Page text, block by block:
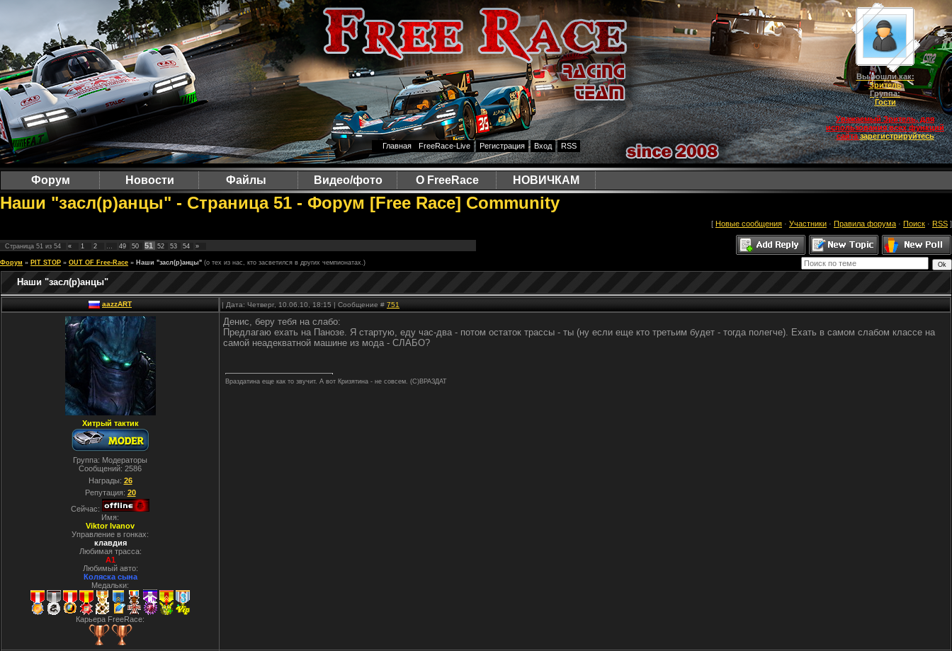
Вы вошли как:
Зритель
Группа:
Гости
Уважаемый Зритель, для
использования всех функций
сайтазарегистрируйтесь
Главная
FreeRace-Live Регистрация Вход RSS
Форум Новости Файлы Видео/фото О FreeRace НОВИЧКАМ
Наши "засл(р)анцы" - Страница 51 - Форум [Free Race] Community
[ Новые сообщения · Участники · Правила форума · Поиск · RSS ]
Страница 51 из 54 « 1 2 … 49 50 51 52 53 54 »
Форум » PIT STOP » OUT OF Free-Race » Наши "засл(р)анцы" (о тех из нас, кто засветился в других чемпионатах.)
Наши "засл(р)анцы"
aazzART | Дата: Четверг, 10.06.10, 18:15 | Сообщение # 751
Хитрый тактик
Группа: Модераторы
Сообщений: 2586
Награды: 26
Репутация: 20
Сейчас:
Имя:
Viktor Ivanov
Управление в гонках:
клавдия
Любимая трасса:
A1
Любимый авто:
Коляска сына
Медальки:
Карьера FreeRace:
Денис, беру тебя на слабо:
Предлагаю ехать на Панозе. Я стартую, еду час-два - потом остаток трассы - ты (ну если еще кто третьим будет - тогда полегче). Ехать в самом слабом классе на
самой неадекватной машине из мода - СЛАБО?
Враздатина еще как то звучит. А вот Кризятина - не совсем. (С)ВРАЗДАТ